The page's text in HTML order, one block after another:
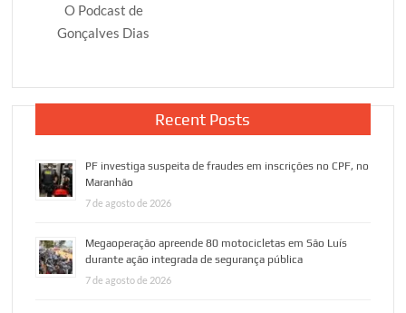
O Podcast de
Gonçalves Dias
Recent Posts
PF investiga suspeita de fraudes em inscrições no CPF, no
Maranhão
7 de agosto de 2026
Megaoperação apreende 80 motocicletas em São Luís
durante ação integrada de segurança pública
7 de agosto de 2026